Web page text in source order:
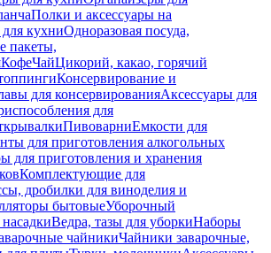
Полки и аксессуары на
кухниОдноразовая посуда,
пакеты,
КофеЧайЦикорий, какао, горячий
Консервирование и
для консервированияАксессуары для
для
ПивоварниЕмкости для
для приготовления алкогольных
для приготовления и хранения
Комплектующие для
дробилки для виноделия и
бытовыеУборочный
Ведра, тазы для уборкиНаборы
чайникиЧайники заварочные,